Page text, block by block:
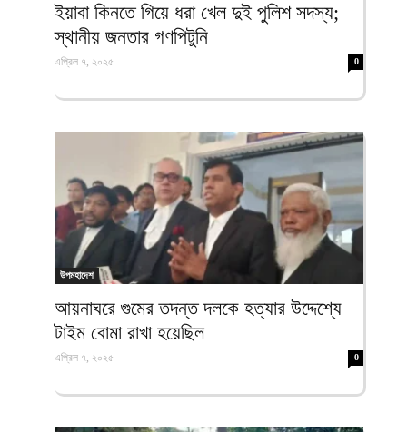
ইয়াবা কিনতে গিয়ে ধরা খেল দুই পুলিশ সদস্য;
স্থানীয় জনতার গণপিটুনি
এপ্রিল ৭, ২০২৫ 0
উপমহাদেশ
আয়নাঘরে গুমের তদন্ত দলকে হত্যার উদ্দেশ্যে
টাইম বোমা রাখা হয়েছিল
এপ্রিল ৭, ২০২৫ 0